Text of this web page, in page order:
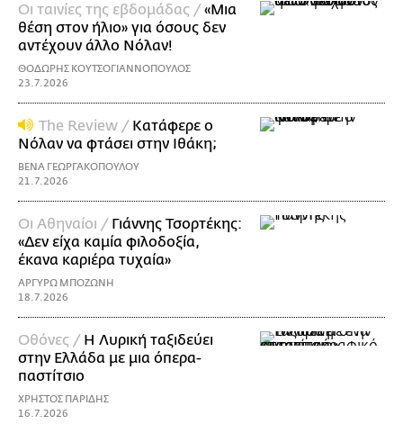
Οι ταινίες της εβδομάδας /«Μια
θέση στον ήλιο» για όσους δεν
αντέχουν άλλο Νόλαν!
ΘΟΔΩΡΗΣ ΚΟΥΤΣΟΓΙΑΝΝΟΠΟΥΛΟΣ
23.7.2026
The Review / Κατάφερε ο
Νόλαν να φτάσει στην Ιθάκη;
ΒΕΝΑ ΓΕΩΡΓΑΚΟΠΟΥΛΟΥ
21.7.2026
Οι Αθηναίοι / Γιάννης Τσορτέκης:
«Δεν είχα καμία φιλοδοξία,
έκανα καριέρα τυχαία»
ΑΡΓΥΡΩ ΜΠΟΖΩΝΗ
18.7.2026
Οθόνες / Η Λυρική ταξιδεύει
στην Ελλάδα με μια όπερα-
παστίτσιο
ΧΡΗΣΤΟΣ ΠΑΡΙΔΗΣ
16.7.2026